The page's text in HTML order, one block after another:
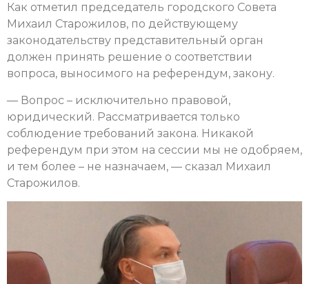
Как отметил председатель городского Совета
Михаил Старожилов, по действующему
законодательству представительный орган
должен принять решение о соответствии
вопроса, выносимого на референдум, закону.
— Вопрос – исключительно правовой,
юридический. Рассматривается только
соблюдение требований закона. Никакой
референдум при этом на сессии мы не одобряем,
и тем более – не назначаем, — сказал Михаил
Старожилов.